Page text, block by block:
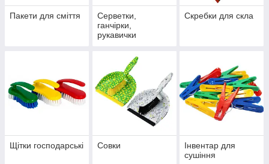
Пакети для сміття
Серветки,
ганчірки,
рукавички
Скребки для скла
Щітки господарські Совки
Інвентар для
сушіння